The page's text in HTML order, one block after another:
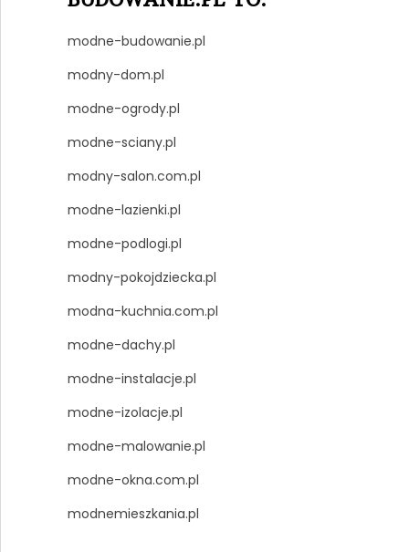
modne-budowanie.pl
modny-dom.pl
modne-ogrody.pl
modne-sciany.pl
modny-salon.com.pl
modne-lazienki.pl
modne-podlogi.pl
modny-pokojdziecka.pl
modna-kuchnia.com.pl
modne-dachy.pl
modne-instalacje.pl
modne-izolacje.pl
modne-malowanie.pl
modne-okna.com.pl
modnemieszkania.pl